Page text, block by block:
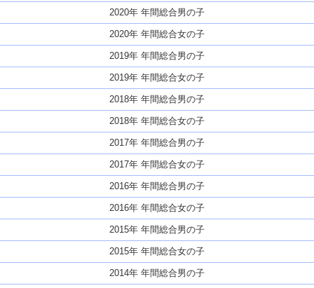
2020年 年間総合男の子
2020年 年間総合女の子
2019年 年間総合男の子
2019年 年間総合女の子
2018年 年間総合男の子
2018年 年間総合女の子
2017年 年間総合男の子
2017年 年間総合女の子
2016年 年間総合男の子
2016年 年間総合女の子
2015年 年間総合男の子
2015年 年間総合女の子
2014年 年間総合男の子